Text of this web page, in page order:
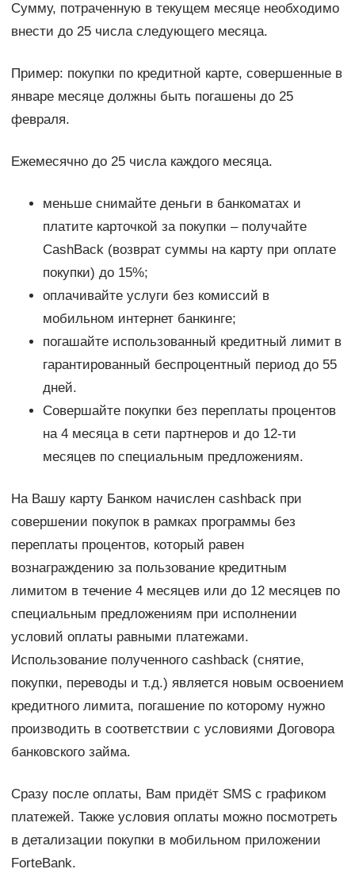
Сумму, потраченную в текущем месяце необходимо
внести до 25 числа следующего месяца.
Пример: покупки по кредитной карте, совершенные в
январе месяце должны быть погашены до 25
февраля.
Ежемесячно до 25 числа каждого месяца.
меньше снимайте деньги в банкоматах и
платите карточкой за покупки – получайте
CashBack (возврат суммы на карту при оплате
покупки) до 15%;
оплачивайте услуги без комиссий в
мобильном интернет банкинге;
погашайте использованный кредитный лимит в
гарантированный беспроцентный период до 55
дней.
Совершайте покупки без переплаты процентов
на 4 месяца в сети партнеров и до 12-ти
месяцев по специальным предложениям.
На Вашу карту Банком начислен cashback при
совершении покупок в рамках программы без
переплаты процентов, который равен
вознаграждению за пользование кредитным
лимитом в течение 4 месяцев или до 12 месяцев по
специальным предложениям при исполнении
условий оплаты равными платежами.
Использование полученного cashback (снятие,
покупки, переводы и т.д.) является новым освоением
кредитного лимита, погашение по которому нужно
производить в соответствии с условиями Договора
банковского займа.
Сразу после оплаты, Вам придёт SMS с графиком
платежей. Также условия оплаты можно посмотреть
в детализации покупки в мобильном приложении
ForteBank.